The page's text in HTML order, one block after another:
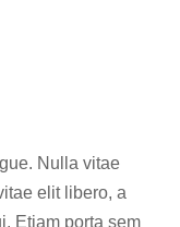
Nulla vitae
elit libero, a
Etiam porta sem